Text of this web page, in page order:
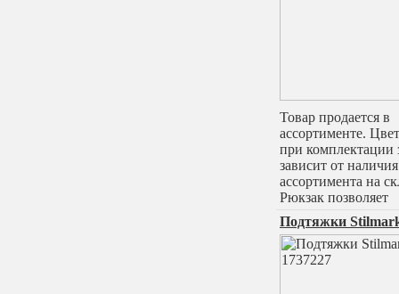
Товар продается в
ассортименте.
при комплектации
зависит от наличия
ассортимента на
Рюкзак позволяет
Подтяжки